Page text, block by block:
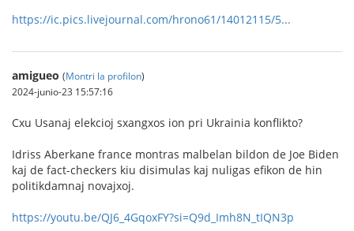
https://ic.pics.livejournal.com/hrono61/14012115/5...
amigueo (Montri la profilon)
2024-junio-23 15:57:16
Cxu Usanaj elekcioj sxangxos ion pri Ukrainia konflikto?
Idriss Aberkane france montras malbelan bildon de Joe Biden
kaj de fact-checkers kiu disimulas kaj nuligas efikon de hin
politikdamnaj novajxoj.
https://youtu.be/QJ6_4GqoxFY?si=Q9d_Imh8N_tIQN3p